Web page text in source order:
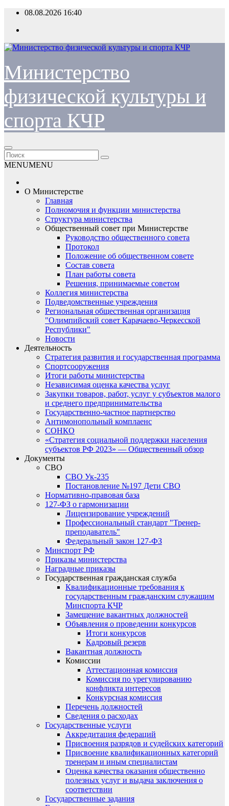
Перейти
содержимому
08.08.2026 16:40
Министерство
физической культуры и
спорта КЧР
MENUMENU
О Министерстве
Главная
Полномочия и функции министерства
Структура министерства
Общественный совет при Министерстве
Руководство общественного совета
Протокол
Положение об общественном совете
Состав совета
План работы совета
Решения, принимаемые советом
Коллегия министерства
Подведомственные учреждения
Региональная общественная организация
"Олимпийский совет Карачаево-Черкесской
Республики"
Новости
Деятельность
Стратегия развития и государственная программа
Спортсооружения
Итоги работы министерства
Независимая оценка качества услуг
Закупки товаров, работ, услуг у субъектов малого
и среднего предпринимательства
Государственно-частное партнерство
Антимонопольный комплаенс
СОНКО
«Стратегия социальной поддержки населения
субъектов РФ 2023» — Общественный обзор
Документы
СВО
СВО Ук-235
Постановление №197 Дети СВО
Нормативно-правовая база
127-ФЗ о гармонизации
Лицензирование учреждений
Профессиональный стандарт "Тренер-
преподаватель"
Федеральный закон 127-ФЗ
Минспорт РФ
Приказы министерства
Наградные приказы
Государственная гражданская служба
Квалификационные требования к
государственным гражданским служащим
Минспорта КЧР
Замещение вакантных должностей
Объявления о проведении конкурсов
Итоги конкурсов
Кадровый резерв
Вакантная должность
Комиссии
Аттестационная комиссия
Комиссия по урегулированию
конфликта интересов
Конкурсная комиссия
Перечень должностей
Сведения о расходах
Государственные услуги
Аккредитация федераций
Присвоения разрядов и судейских категорий
Присвоение квалификационных категорий
тренерам и иным специалистам
Оценка качества оказания общественно
полезных услуг и выдача заключения о
соответствии
Государственные задания